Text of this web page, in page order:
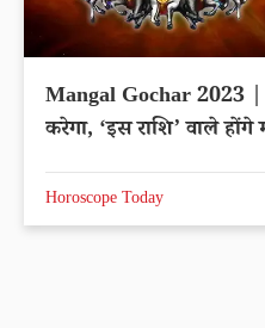
Mangal Gochar 2023 |
करेगा, ‘इस राशि’ वाले होंगे
Horoscope Today